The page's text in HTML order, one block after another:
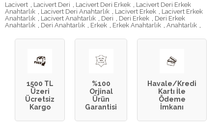
Lacivert
Lacivert Deri Lacivert Deri Erkek
Lacivert Deri Erkek
Anahtarlık
Lacivert Deri Anahtarlık Lacivert Erkek
Lacivert Erkek
Anahtarlık
Lacivert Anahtarlık Deri Deri Erkek
Deri Erkek
Anahtarlık
Deri Anahtarlık Erkek Erkek Anahtarlık Anahtarlık
1500 TL
Üzeri
Ücretsiz
Kargo
%100
Orjinal
Ürün
Garantisi
Havale/Kredi
Kartı İle
Ödeme
İmkanı